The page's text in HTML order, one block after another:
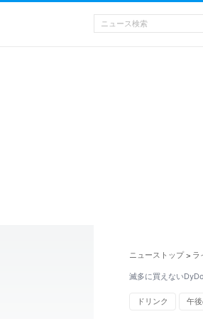
ニューストップ > ラ
滅多に買えない
ドリンク 午